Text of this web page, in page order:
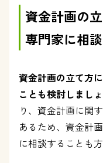
資金計画の
専門家に相
資金計画の立て方
ことも検討しましょ
り、資金計画に関
あるため、資金計
に相談することも